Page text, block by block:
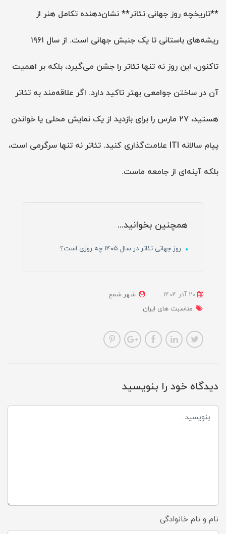
**تاریخچه روز جهانی تئاتر** نشان‌دهنده تکامل هنر از
ریشه‌های باستانی تا یک جنبش جهانی است. از سال ۱۹۶۱
تاکنون، این روز نه تنها تئاتر را جشن می‌گیرد، بلکه بر اهمیت
آن در ساختن جوامعی بهتر تاکید دارد. اگر علاقه‌مند به تئاتر
هستید، ۲۷ مارس را برای بازدید از یک نمایش محلی یا خواندن
پیام سالانه ITI علامت‌گذاری کنید. تئاتر نه تنها سرگرمی است،
بلکه آینه‌ای از جامعه ماست.
همچنین بخوانید...
روز جهانی تئاتر در سال ۱۴۰۵ چه روزی است؟
شهر شمع
مناسبت های ایران
دیدگاه خود را بنویسید
نام و نام خانوادگی